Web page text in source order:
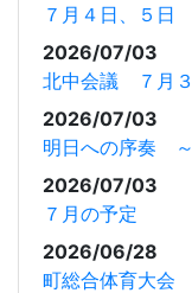
７月４日、５日
2026/07/03
北中会議 ７月
2026/07/03
明日への序奏
2026/07/03
７月の予定
2026/06/28
町総合体育大会